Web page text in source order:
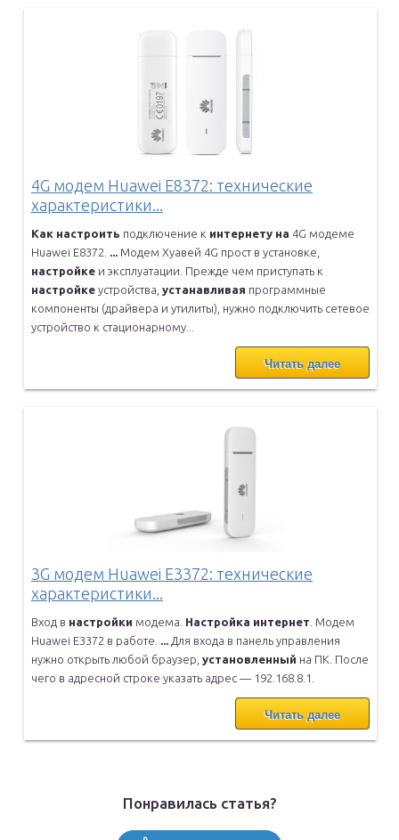
4G модем Huawei E8372: технические
характеристики...
Как настроить подключение к интернету на 4G модеме
Huawei E8372. ... Модем Хуавей 4G прост в установке,
настройке и эксплуатации. Прежде чем приступать к
настройке устройства, устанавливая программные
компоненты (драйвера и утилиты), нужно подключить сетевое
устройство к стационарному...
Читать далее
3G модем Huawei E3372: технические
характеристики...
Вход в настройки модема. Настройка интернет . Модем
Huawei E3372 в работе.
Для входа в панель управления
нужно открыть любой браузер, установленный на ПК. После
чего в адресной строке указать адрес — 192.168.8.1.
Читать далее
Понравилась статья?